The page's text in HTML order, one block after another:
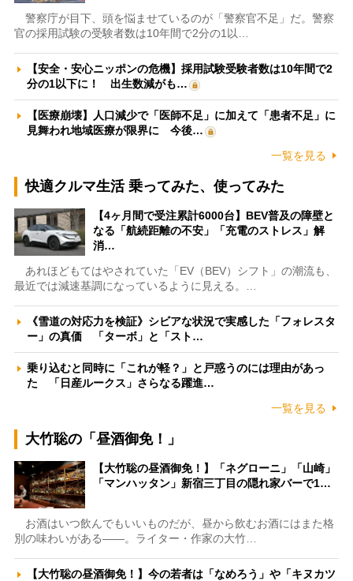
警察庁が目下、頭を悩ませているのが「警察官不足」だ。警察
官の採用試験の受験者数は10年間で2分の1以…
【安全・安心ニッポンの危機】採用試験受験者数は10年間で2
分の1以下に！ 出生数減がも…
【医療崩壊】人口減少で「医師不足」に加えて「患者不足」に
見舞われ地域医療が限界に 今後…
一覧を見る
快適クルマ生活 乗ってみた、使ってみた
【4ヶ月間で受注累計6000台】BEV普及の障壁と
なる「航続距離の不安」「充電のストレス」解
消…
あれほどもてはやされていた「EV（BEV）シフト」の潮流も、
最近では減速基調になっているように見える。…
《雪道の対応力を検証》シビアな状況で実感した「フォレスタ
ー」の真価 「ターボ」と「スト…
乗り込むと同時に「これが軽？」と戸惑うのには理由があっ
た 「日産ルークス」さらなる躍進…
一覧を見る
大竹聡の「昼酒御免！」
【大竹聡の昼酒御免！】「ネグローニ」「山崎」
「マンハッタン」新宿三丁目の隠れ家バーで1…
お酒はいつ飲んでもいいものだが、昼から飲むお酒にはまた格
別の味わいがある――。ライター・作家の大竹…
【大竹聡の昼酒御免！】今の若者は「なめろう」や「キヌカツ